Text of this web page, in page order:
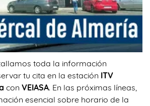
toda la información
tu cita en la estación ITV
con VEIASA. En las próximas líneas,
esencial sobre horario de la